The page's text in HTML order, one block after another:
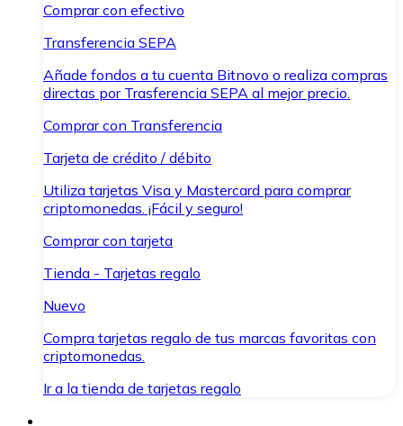
Comprar con efectivo
Transferencia SEPA
Añade fondos a tu cuenta Bitnovo o realiza compras
directas por Trasferencia SEPA al mejor precio.
Comprar con Transferencia
Tarjeta de crédito / débito
Utiliza tarjetas Visa y Mastercard para comprar
criptomonedas. ¡Fácil y seguro!
Comprar con tarjeta
Tienda - Tarjetas regalo
Nuevo
Compra tarjetas regalo de tus marcas favoritas con
criptomonedas.
Ir a la tienda de tarjetas regalo